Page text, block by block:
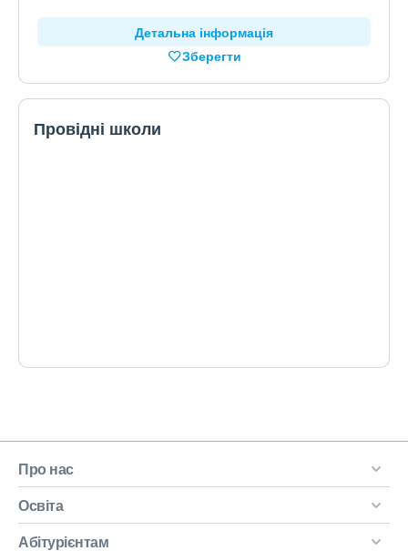
Детальна інформація
Зберегти
Провідні школи
Про нас
Освіта
Абітурієнтам